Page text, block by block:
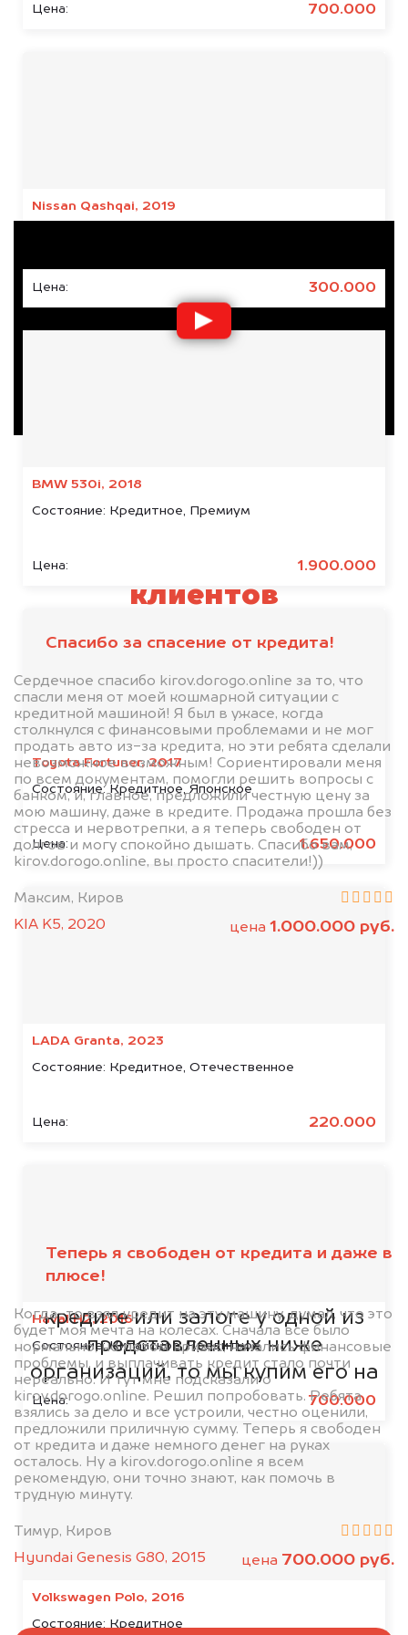
Цена: 700.000
Nissan Qashqai, 2019
Цена: 300.000
BMW 530i, 2018
Состояние: Кредитное, Премиум
Цена: 1.900.000
Toyota Fortuner, 2017
Состояние: Кредитное, Японское
Цена: 1.650.000
LADA Granta, 2023
Состояние: Кредитное, Отечественное
Цена: 220.000
Haval H2, 2016
Состояние:Китайское, Кредитное
Цена: 700.000
Volkswagen Polo, 2016
Состояние: Кредитное
Отзывы наших
клиентов
Спасибо за спасение от кредита!
Сердечное спасибо kirov.dorogo.online за то, что
спасли меня от моей кошмарной ситуации с
кредитной машиной! Я был в ужасе, когда
столкнулся с финансовыми проблемами и не мог
продать авто из-за кредита, но эти ребята сделали
невозможное возможным! Сориентировали меня
по всем документам, помогли решить вопросы с
банком, и, главное, предложили честную цену за
мою машину, даже в кредите. Продажа прошла без
стресса и нервотрепки, а я теперь свободен от
долгов и могу спокойно дышать. Спасибо вам,
kirov.dorogo.online, вы просто спасители!))
Максим, Киров
KIA K5, 2020
цена 1.000.000 руб.
Теперь я свободен от кредита и даже в
плюсе!
Когда-то взял кредит на эту машину, думал, что это
будет моя мечта на колесах. Сначала все было
нормально, но потом кризис, начались финансовые
проблемы, и выплачивать кредит стало почти
нереально. И тут мне подсказали о
kirov.dorogo.online. Решил попробовать. Ребята
взялись за дело и все устроили, честно оценили,
предложили приличную сумму. Теперь я свободен
от кредита и даже немного денег на руках
осталось. Ну а kirov.dorogo.online я всем
рекомендую, они точно знают, как помочь в
трудную минуту.
Тимур, Киров
Hyundai Genesis G80, 2015
цена 700.000 руб.
банками
кредите или залоге у одной из
представленных ниже
организаций, то мы купим его на
5% дороже!